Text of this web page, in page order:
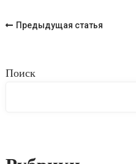
Навигация
Предыдущая статья
Поиск